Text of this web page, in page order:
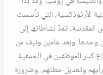
الأرثوذكسية، التي تأسست
المقدسة، تمدّ نشاطاتها إلى
وحدها. وبعد عامين ونيف من
كبار الموظفين في الجمعية
رأيهم وتعديل خطتهم، وضرورة